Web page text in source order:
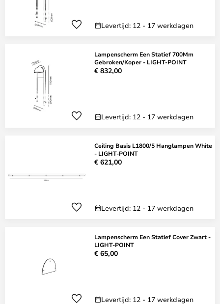
Levertijd: 12 - 17 werkdagen
Lampenscherm Een Statief 700Mm
Gebroken/Koper - LIGHT-POINT
€ 832,00
Levertijd: 12 - 17 werkdagen
Ceiling Basis L1800/5 Hanglampen White
- LIGHT-POINT
€ 621,00
Levertijd: 12 - 17 werkdagen
Lampenscherm Een Statief Cover Zwart -
LIGHT-POINT
€ 65,00
Levertijd: 12 - 17 werkdagen